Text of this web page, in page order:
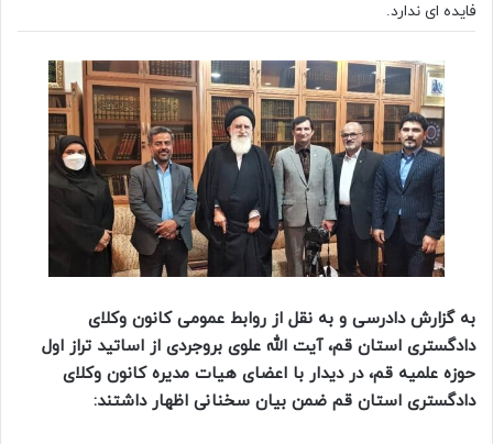
فایده ای ندارد.
به گزارش دادرسی و به نقل از روابط عمومی کانون وکلای
دادگستری استان قم، آیت الله علوی بروجردی از اساتید تراز اول
حوزه علمیه قم، در دیدار با اعضای هیات مدیره کانون وکلای
دادگستری استان قم ضمن بیان سخنانی اظهار داشتند: